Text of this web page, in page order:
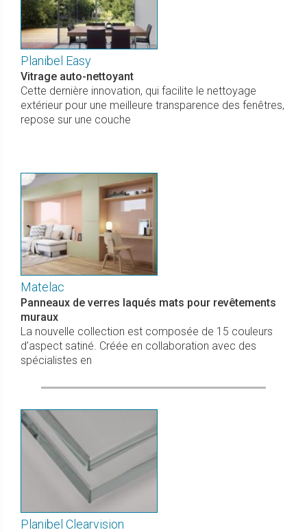
Planibel Easy
Vitrage auto-nettoyant
Cette dernière innovation, qui facilite le nettoyage
extérieur pour une meilleure transparence des fenêtres,
repose sur une couche
Matelac
Panneaux de verres laqués mats pour revêtements
muraux
La nouvelle collection est composée de 15 couleurs
d’aspect satiné. Créée en collaboration avec des
spécialistes en
Planibel Clearvision